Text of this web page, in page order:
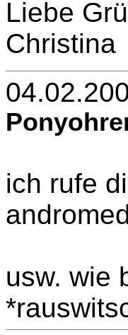
Liebe
Christina
ich rufe
usw. wie